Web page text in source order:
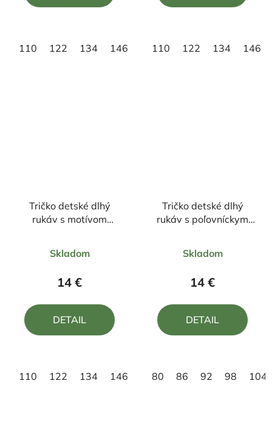
110
122 134 146 158110
122 134 146
Tričko detské dlhý
rukáv s motívom
hodnotenie
produktu
z
Skladom
14 €
DETAIL
110 122 134 146 158
Tričko detské dlhý
rukáv s poľovníckym
hodnotenie
produktu
z
Skladom
14 €
DETAIL
80 86 92 98 104